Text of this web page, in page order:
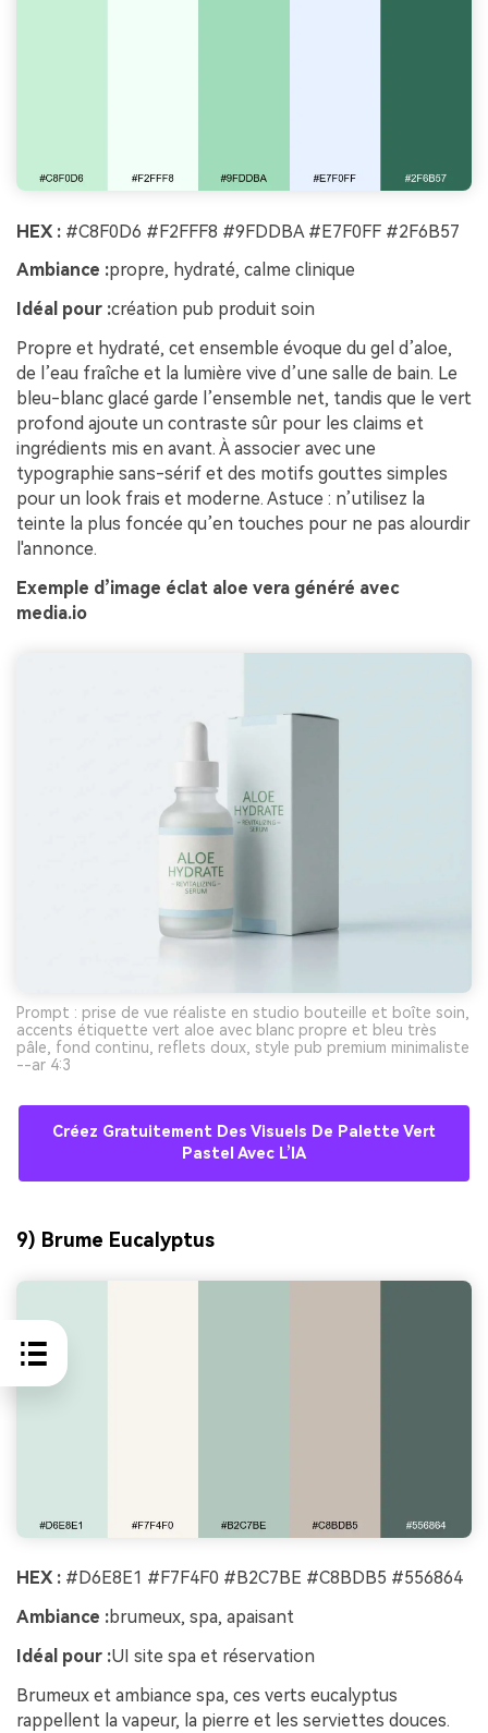
HEX : #C8F0D6 #F2FFF8 #9FDDBA #E7F0FF #2F6B57
Ambiance :propre, hydraté, calme clinique
Idéal pour :création pub produit soin
Propre et hydraté, cet ensemble évoque du gel d’aloe,
de l’eau fraîche et la lumière vive d’une salle de bain. Le
bleu-blanc glacé garde l’ensemble net, tandis que le vert
profond ajoute un contraste sûr pour les claims et
ingrédients mis en avant. À associer avec une
typographie sans-sérif et des motifs gouttes simples
pour un look frais et moderne. Astuce : n’utilisez la
teinte la plus foncée qu’en touches pour ne pas alourdir
l'annonce.
Exemple d’image éclat aloe vera généré avec
media.io
Prompt : prise de vue réaliste en studio bouteille et boîte soin,
accents étiquette vert aloe avec blanc propre et bleu très
pâle, fond continu, reflets doux, style pub premium minimaliste
--ar 4:3
Créez Gratuitement Des Visuels De Palette Vert
Pastel Avec L’IA
9) Brume Eucalyptus
HEX : #D6E8E1 #F7F4F0 #B2C7BE #C8BDB5 #556864
Ambiance :brumeux, spa, apaisant
Idéal pour :UI site spa et réservation
Brumeux et ambiance spa, ces verts eucalyptus
rappellent la vapeur, la pierre et les serviettes douces.